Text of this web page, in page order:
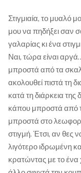
Στιγμιαία, το μυαλό
μου να πηδήξει σαν
γαλαρίας κι ένα
Ναι, τώρα είναι
μπροστά από τα
ακολουθεί πιστά τη
κατά τη διάρκεια της
κάπου μπροστά από
μπροστά στο
στιγμή. Έτσι, αν θες
λιγότερο ιδρωμένη
κρατώντας με το ένα